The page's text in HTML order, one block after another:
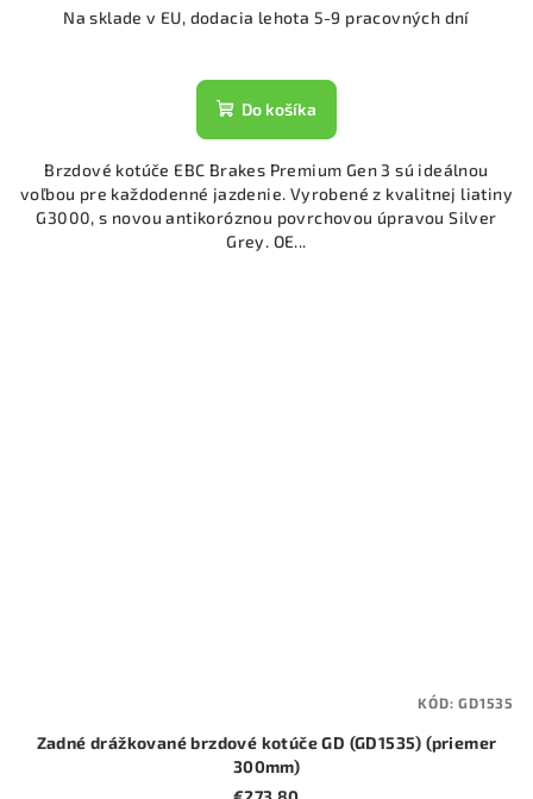
Na sklade v EU, dodacia lehota 5-9 pracovných dní
Do košíka
Brzdové kotúče EBC Brakes Premium Gen 3 sú ideálnou
voľbou pre každodenné jazdenie. Vyrobené z kvalitnej liatiny
G3000, s novou antikoróznou povrchovou úpravou Silver
Grey. OE...
Zadné drážkované brzdové kotúče GD (GD1535) (priemer
300mm)
KÓD:GD1535